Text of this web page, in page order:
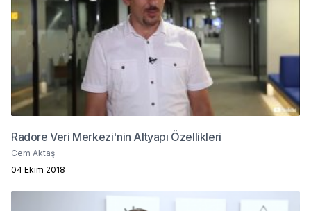
Radore Veri Merkezi'nin Altyapı Özellikleri
Cem Aktaş
04 Ekim 2018